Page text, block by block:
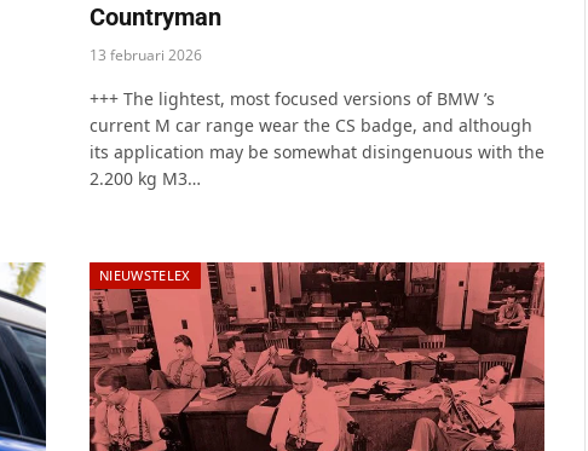
Countryman
13 februari 2026
+++ The lightest, most focused versions of BMW ’s
current M car range wear the CS badge, and although
its application may be somewhat disingenuous with the
2.200 kg M3…
NIEUWSTELEX